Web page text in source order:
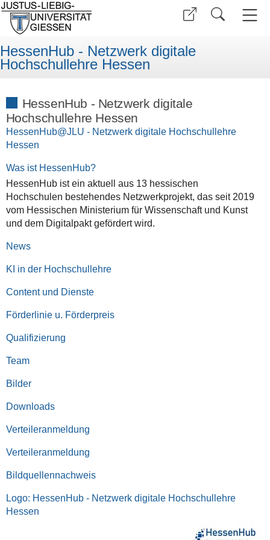
HessenHub - Netzwerk digitale
Hochschullehre Hessen
HessenHub - Netzwerk digitale
Hochschullehre Hessen
HessenHub@JLU - Netzwerk digitale Hochschullehre
Hessen
Was ist HessenHub?
HessenHub ist ein aktuell aus 13 hessischen
Hochschulen bestehendes Netzwerkprojekt, das seit 2019
vom Hessischen Ministerium für Wissenschaft und Kunst
und dem Digitalpakt gefördert wird.
News
KI in der Hochschullehre
Content und Dienste
Förderlinie u. Förderpreis
Qualifizierung
Team
Bilder
Downloads
Verteileranmeldung
Verteileranmeldung
Bildquellennachweis
Logo: HessenHub - Netzwerk digitale Hochschullehre
Hessen